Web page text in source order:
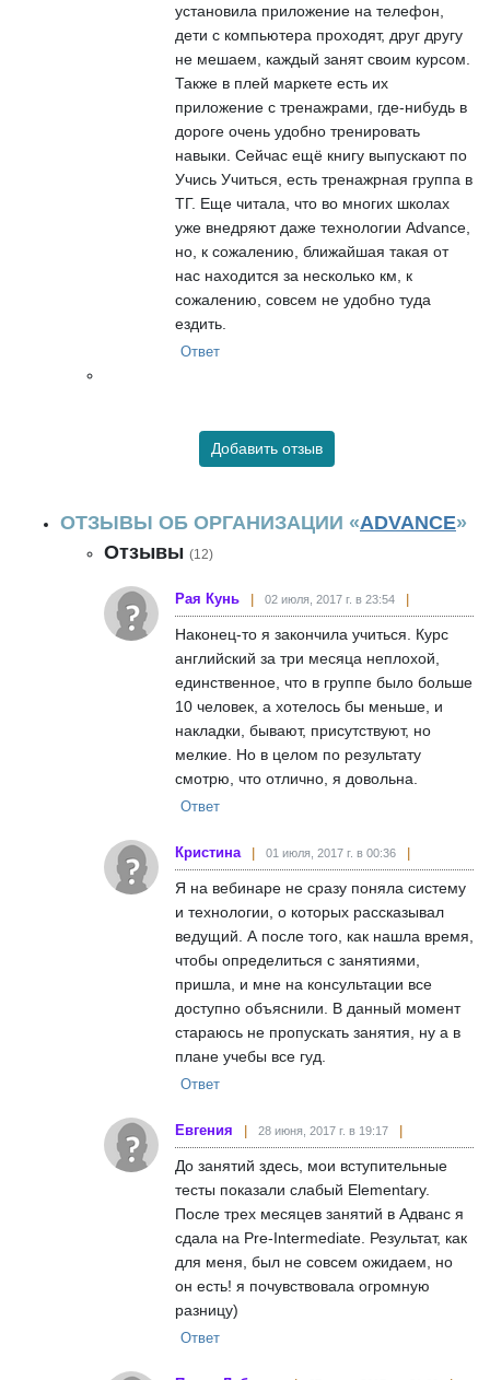
установила приложение на телефон,
дети с компьютера проходят, друг другу
не мешаем, каждый занят своим курсом.
Также в плей маркете есть их
приложение с тренажрами, где-нибудь в
дороге очень удобно тренировать
навыки. Сейчас ещё книгу выпускают по
Учись Учиться, есть тренажрная группа в
ТГ. Еще читала, что во многих школах
уже внедряют даже технологии Advance,
но, к сожалению, ближайшая такая от
нас находится за несколько км, к
сожалению, совсем не удобно туда
ездить.
Ответ
Добавить отзыв
ОТЗЫВЫ ОБ ОРГАНИЗАЦИИ «ADVANCE»
Отзывы (12)
Рая Кунь 02 июля, 2017 г. в 23:54
Наконец-то я закончила учиться. Курс
английский за три месяца неплохой,
единственное, что в группе было больше
10 человек, а хотелось бы меньше, и
накладки, бывают, присутствуют, но
мелкие. Но в целом по результату
смотрю, что отлично, я довольна.
Ответ
Кристина 01 июля, 2017 г. в 00:36
Я на вебинаре не сразу поняла систему
и технологии, о которых рассказывал
ведущий. А после того, как нашла время,
чтобы определиться с занятиями,
пришла, и мне на консультации все
доступно объяснили. В данный момент
стараюсь не пропускать занятия, ну а в
плане учебы все гуд.
Ответ
Евгения 28 июня, 2017 г. в 19:17
До занятий здесь, мои вступительные
тесты показали слабый Elementary.
После трех месяцев занятий в Адванс я
сдала на Pre-Intermediate. Результат, как
для меня, был не совсем ожидаем, но
он есть! я почувствовала огромную
разницу)
Ответ